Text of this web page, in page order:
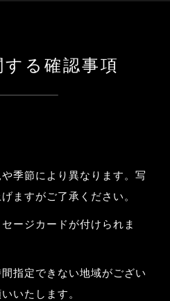
る確認事項
季節により異なります。写
ますがご了承ください。
ージカードが付けられま
指定できない地域がござい
いたします。